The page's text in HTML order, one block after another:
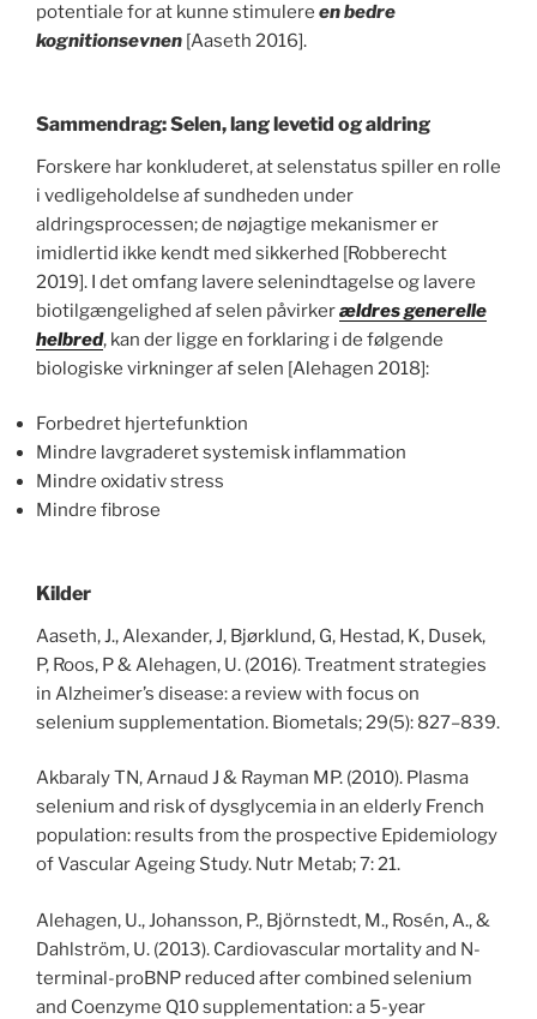
potentiale for at kunne stimulere en bedre
kognitionsevnen [Aaseth 2016].
Sammendrag: Selen, lang levetid og aldring
Forskere har konkluderet, at selenstatus spiller en rolle
i vedligeholdelse af sundheden under
aldringsprocessen; de nøjagtige mekanismer er
imidlertid ikke kendt med sikkerhed [Robberecht
2019]. I det omfang lavere selenindtagelse og lavere
biotilgængelighed af selen påvirkerældres generelle
helbred, kan der ligge en forklaring i de følgende
biologiske virkninger af selen [Alehagen 2018]:
Forbedret hjertefunktion
Mindre lavgraderet systemisk inflammation
Mindre oxidativ stress
Mindre fibrose
Kilder
Aaseth, J., Alexander, J, Bjørklund, G, Hestad, K, Dusek,
P, Roos, P & Alehagen, U. (2016). Treatment strategies
in Alzheimer’s disease: a review with focus on
selenium supplementation. Biometals; 29(5): 827–839.
Akbaraly TN, Arnaud J & Rayman MP. (2010). Plasma
selenium and risk of dysglycemia in an elderly French
population: results from the prospective Epidemiology
of Vascular Ageing Study. Nutr Metab; 7: 21.
Alehagen, U., Johansson, P., Björnstedt, M., Rosén, A., &
Dahlström, U. (2013). Cardiovascular mortality and N-
terminal-proBNP reduced after combined selenium
and Coenzyme Q10 supplementation: a 5-year